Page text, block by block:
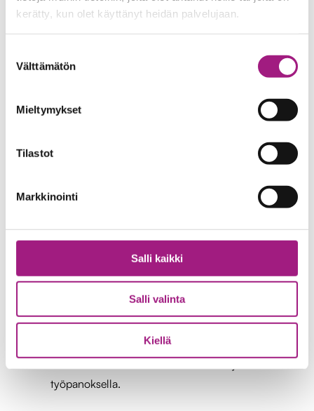
kerätty, kun olet käyttänyt heidän palvelujaan.
valinta
Välttämätön
Mieltymykset
Tilastot
Markkinointi
Salli kaikki
Salli valinta
Kiellä
Diakonissalaitoksen säätiön toimesta kahden
valmentajan ja yhden vertaisohjaajan
Tampereen kaupungin nuorisotakuuavustus
Matkalla 2 -hanke aloitti keväällä 2023 Euroopan
toiminnan henkilöstö kasvoi kahdella
projektipäälliköllä, jolloin pystyimme vastaamaan
laajemmin mielenterveyspalveluihin jonottavien
nuorten tarpeisiin. Lisäksi yhdessä nuorten ja alan
palvelumallinnuksen mielenterveyspalveluiden
jonoissa olevien nuorten tukemiseksi ja
erikoissairaanhoitoon kohdistuvan paineen
helpottamiseksi.
Vuonna 2024 toiminta jatkuu organisaatioidemme
työpanoksella.